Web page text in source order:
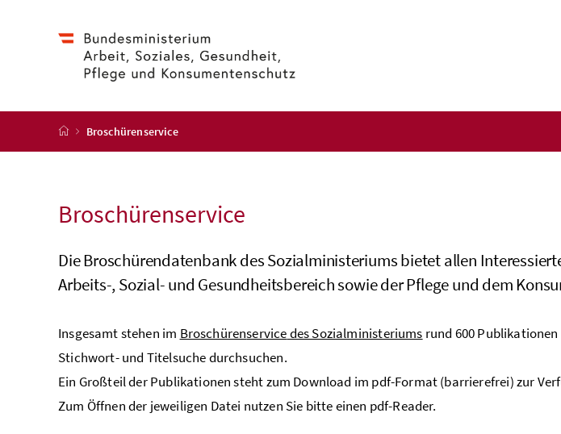
Startseite
Broschürenservice
Broschürenservice
Die Broschürendatenbank des Sozialministeriums bietet allen
Arbeits-, Sozial- und Gesundheitsbereich sowie der Pflege und dem
Insgesamt stehen im Broschürenservicedes Sozialministeriums rund 600
Stichwort- und Titelsuche durchsuchen.
Ein Großteil der Publikationen steht zum Download im pdf-Format (barrierefrei) zur
Zum Öffnen der jeweiligen Datei nutzen Sie bitte einen pdf-Reader.